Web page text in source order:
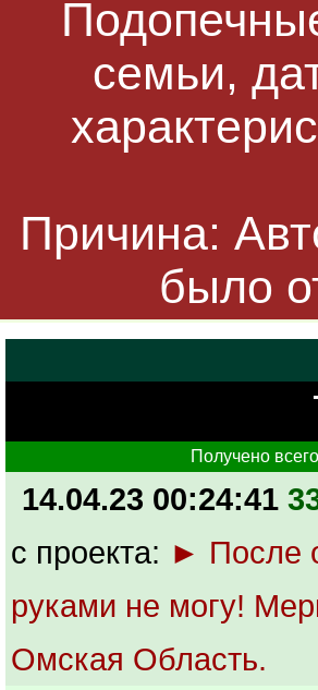
семьи,
Причина:
было
Получено
14.04.23 00:24:41
с проекта: ► После
руками не могу!
Омская Область.